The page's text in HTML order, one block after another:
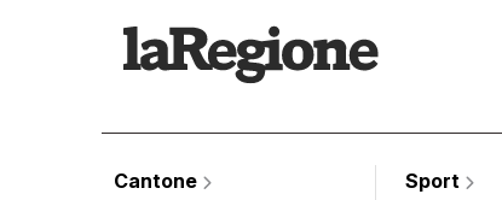
Cantone
Sport